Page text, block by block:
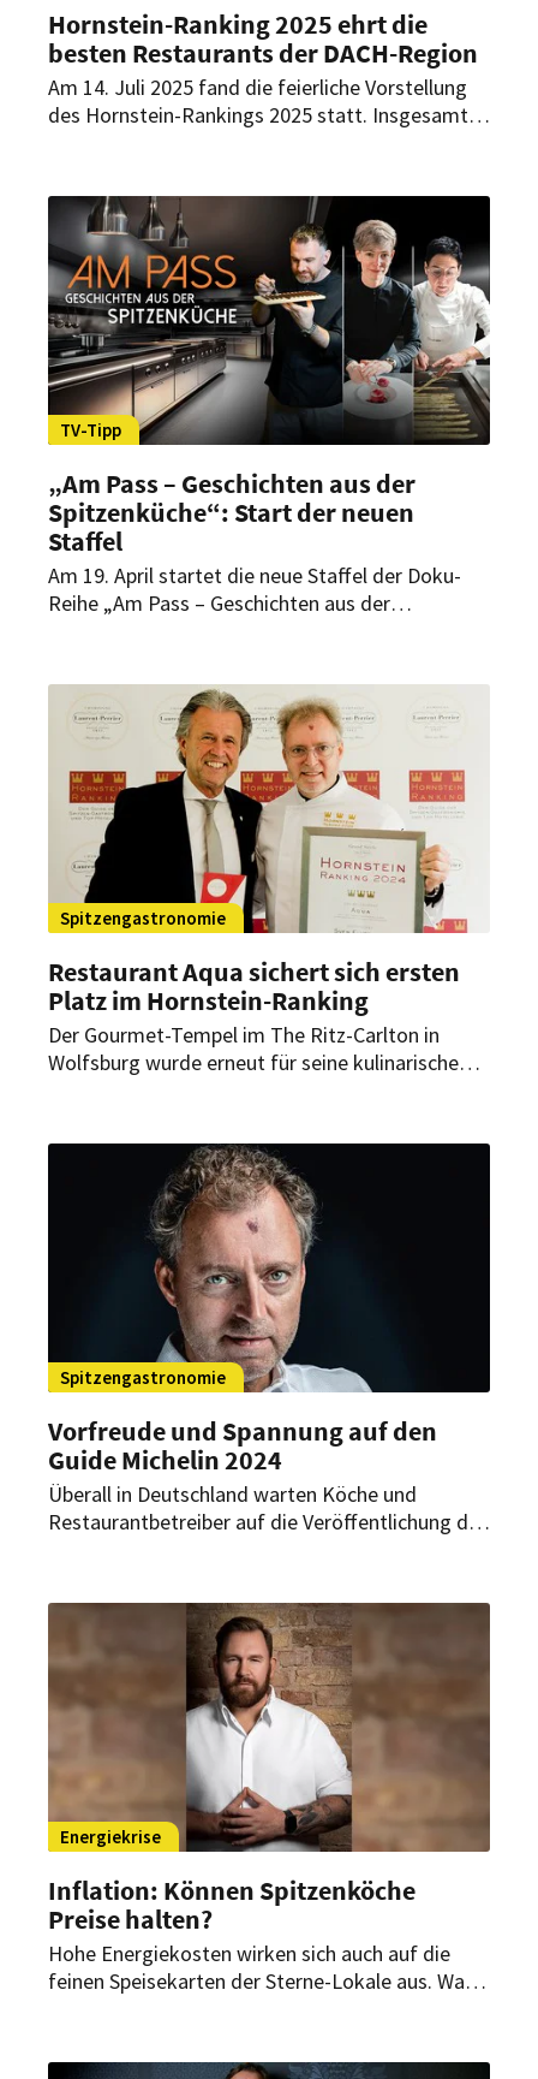
Hornstein-Ranking 2025 ehrt die
besten Restaurants der DACH-Region
Am 14. Juli 2025 fand die feierliche Vorstellung
des Hornstein-Rankings 2025 statt. Insgesamt
Kronenbewertungen entgegenzunehmen.
TV-Tipp
„Am Pass – Geschichten aus der
Spitzenküche“: Start der neuen
Staffel
Am 19. April startet die neue Staffel der Doku-
Reihe „Am Pass – Geschichten aus der
die Kulissen der Spitzengastronomie – darunter
Christian Bau vom Victor’s Fine Dining in Perl-
Nennig.
Spitzengastronomie
Restaurant Aqua sichert sich ersten
Platz im Hornstein-Ranking
Der Gourmet-Tempel im The Ritz-Carlton in
Wolfsburg wurde erneut für seine kulinarischen
erzielen.
Spitzengastronomie
Vorfreude und Spannung auf den
Guide Michelin 2024
Überall in Deutschland warten Köche und
Restaurantbetreiber auf die Veröffentlichung der
das Unternehmen ein Interview mit Küchenchef
Sven Elverfeld geführt.
Energiekrise
Inflation: Können Spitzenköche
Preise halten?
Hohe Energiekosten wirken sich auch auf die
feinen Speisekarten der Sterne-Lokale aus. Was
an.